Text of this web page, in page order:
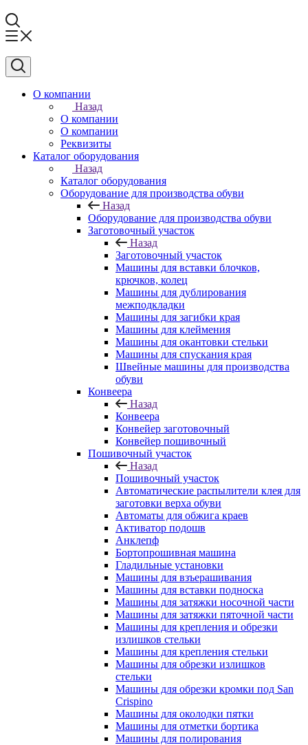
О компании
Назад
О компании
О компании
Реквизиты
Каталог оборудования
Назад
Каталог оборудования
Оборудование для производства обуви
Назад
Оборудование для производства обуви
Заготовочный участок
Назад
Заготовочный участок
Машины для вставки блочков,
крючков, колец
Машины для дублирования
межподкладки
Машины для загибки края
Машины для клеймения
Машины для окантовки стельки
Машины для спускания края
Швейные машины для производства
обуви
Конвеера
Назад
Конвеера
Конвейер заготовочный
Конвейер пошивочный
Пошивочный участок
Назад
Пошивочный участок
Автоматические распылители клея для
заготовки верха обуви
Автоматы для обжига краев
Активатор подошв
Анклепф
Бортопрошивная машина
Гладильные установки
Машины для взъерашивания
Машины для вставки подноска
Машины для затяжки носочной части
Машины для затяжки пяточной части
Машины для крепления и обрезки
излишков стельки
Машины для крепления стельки
Машины для обрезки излишков
стельки
Машины для обрезки кромки под San
Crispino
Машины для околодки пятки
Машины для отметки бортика
Машины для полирования